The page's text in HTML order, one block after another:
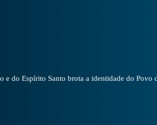
do Espírito Santo brota a identidade do Povo